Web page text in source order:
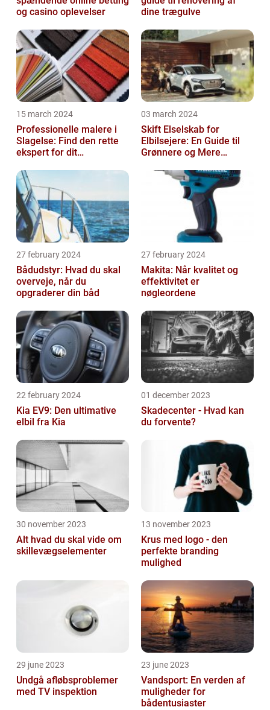
og casino oplevelser
dine trægulve
15 march 2024
Professionelle malere i
Slagelse: Find den rette
ekspert for dit
03 march 2024
Skift Elselskab for
Elbilsejere: En Guide til
Grønnere og Mere
27 february 2024
Bådudstyr: Hvad du skal
overveje, når du
opgraderer din båd
27 february 2024
Makita: Når kvalitet og
effektivitet er
nøgleordene
22 february 2024
Kia EV9: Den ultimative
elbil fra Kia
01 december 2023
Skadecenter - Hvad kan
du forvente?
30 november 2023
Alt hvad du skal vide om
skillevægselementer
13 november 2023
Krus med logo - den
perfekte branding
mulighed
29 june 2023
Undgå afløbsproblemer
med TV inspektion
23 june 2023
Vandsport: En verden af
muligheder for
bådentusiaster